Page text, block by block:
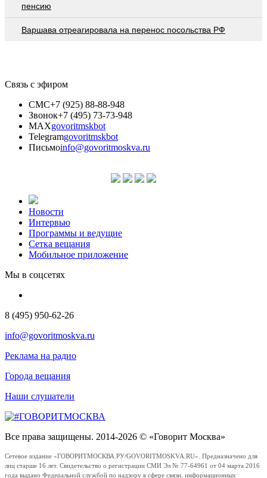
пенсию
Варшава отреагировала на перенос посольства РФ
Связь с эфиром
СМС+7 (925) 88-88-948
Звонок+7 (495) 73-73-948
MAXgovoritmskbot
Telegramgovoritmskbot
Письмоinfo@govoritmoskva.ru
Новости
Интервью
Программы и ведущие
Сетка вещания
Мобильное приложение
Мы в соцсетях
8 (495) 950-62-26
info@govoritmoskva.ru
Реклама на радио
Города вещания
Наши слушатели
Все права защищены. 2014-2026 © «Говорит Москва»
Сетевое издание «ГОВОРИТМОСКВА.РУ/GOVORITMOSKVA.RU». Предназначено для
лиц старше 16 лет. Свидетельство о регистрации СМИ Эл № 77-64961 от 04 марта 2016
года выдано Федеральной службой по надзору в сфере связи, информационных